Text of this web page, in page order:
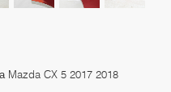
Mazda CX 5 2017 2018